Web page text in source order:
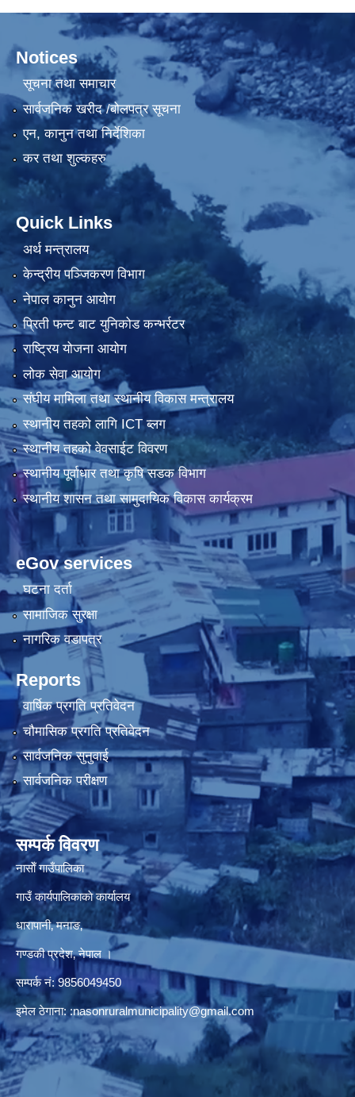
Notices
सूचना तथा समाचार
सार्वजनिक खरीद /बोलपत्र सूचना
एन, कानुन तथा निर्देशिका
कर तथा शुल्कहरु
Quick Links
अर्थ मन्त्रालय
केन्द्रीय पञ्जिकरण विभाग
नेपाल कानुन आयोग
प्रिती फन्ट बाट युनिकोड कन्भर्रटर
राष्ट्रिय योजना आयोग
लोक सेवा आयोग
संघीय मामिला तथा स्थानीय विकास मन्त्रालय
स्थानीय तहको लागि ICT ब्लग
स्थानीय तहको वेवसाईट विवरण
स्थानीय पूर्वाधार तथा कृषि सडक विभाग
स्थानीय शासन तथा सामुदायिक विकास कार्यक्रम
eGov services
घटना दर्ता
सामाजिक सुरक्षा
नागरिक वडापत्र
Reports
वार्षिक प्रगति प्रतिवेदन
चौमासिक प्रगति प्रतिवेदन
सार्वजनिक सुनुवाई
सार्वजनिक परीक्षण
सम्पर्क विवरण
नासाेँ गाउँपालिका
गाउँ कार्यपालिकाकाे कार्यालय
धारापानी‚ मनाङ‚
गण्डकी प्रदेश‚ नेपाल ।
सम्पर्क न‌ं‍: 9856049450
इमेल ठेगाना: :nasonruralmunicipality@gmail.com